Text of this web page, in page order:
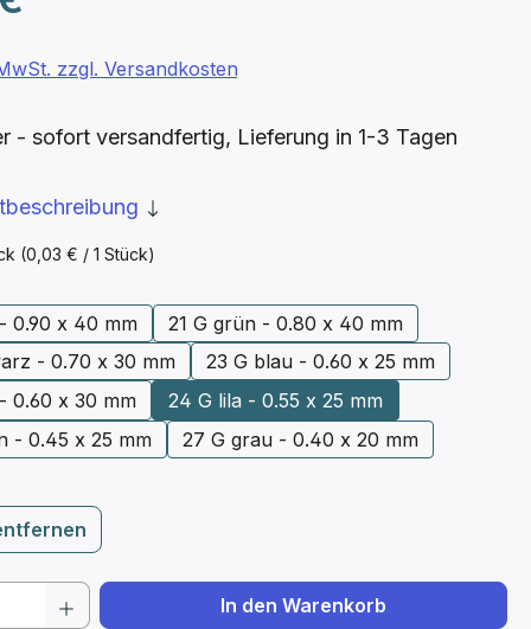
(0,03 € / 1 Stück)
zzgl. Versandkosten
- sofort versandfertig, Lieferung in 1-3 Tagen
0.90 x 40 mm
21 G grün - 0.80 x 40 mm
- 0.70 x 30 mm
23 G blau - 0.60 x 25 mm
0.60 x 30 mm
24 G lila - 0.55 x 25 mm
- 0.45 x 25 mm
27 G grau - 0.40 x 20 mm
Anzahl: Gib den gewünschten Wert
In den Warenkorb